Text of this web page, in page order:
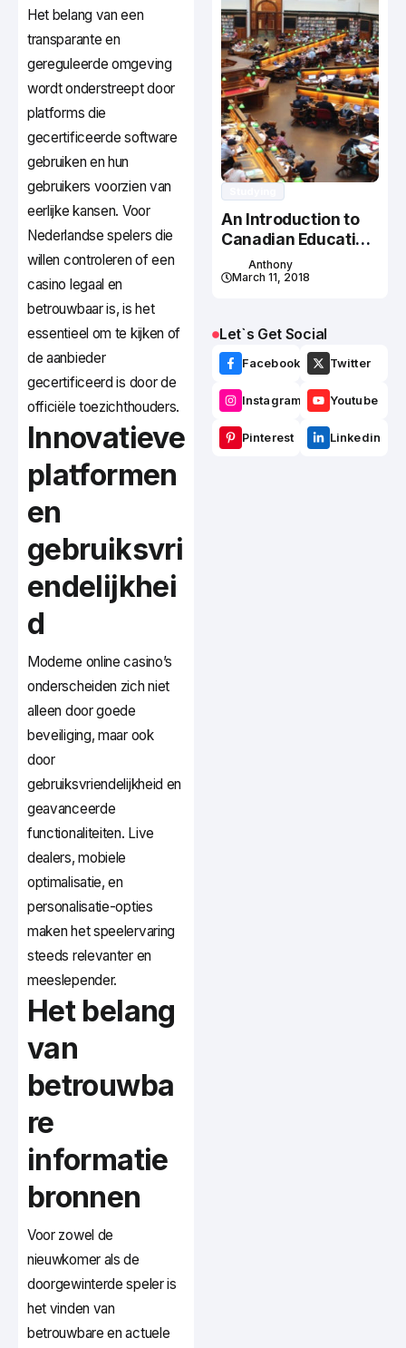
Het belang van een
transparante en
gereguleerde omgeving
wordt onderstreept door
platforms die
gecertificeerde software
gebruiken en hun
gebruikers voorzien van
eerlijke kansen. Voor
Nederlandse spelers die
willen controleren of een
casino legaal en
betrouwbaar is, is het
essentieel om te kijken of
de aanbieder
gecertificeerd is door de
officiële toezichthouders.
Innovatieve
platformen
en
gebruiksvri
endelijkhei
d
Moderne online casino’s
onderscheiden zich niet
alleen door goede
beveiliging, maar ook
door
gebruiksvriendelijkheid en
geavanceerde
functionaliteiten. Live
dealers, mobiele
optimalisatie, en
personalisatie-opties
maken het speelervaring
steeds relevanter en
meeslepender.
Het belang
van
betrouwba
re
informatie
bronnen
Voor zowel de
nieuwkomer als de
doorgewinterde speler is
het vinden van
betrouwbare en actuele
An Introduction to
Canadian Education
System
Anthony
March 11, 2018
Let`s Get Social
Facebook Twitter
Instagram Youtube
Pinterest Linkedin